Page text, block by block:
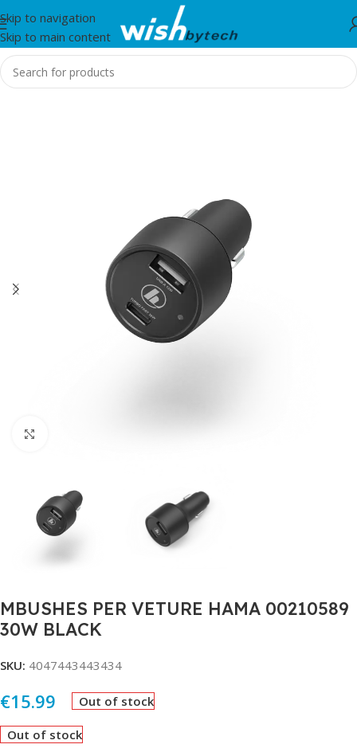
Skip to navigation
Skip to main content
Home/Hama
MBUSHES PER VETURE HAMA 00210589
30W BLACK
SKU: 4047443443434
€15.99 Out of stock
Out of stock